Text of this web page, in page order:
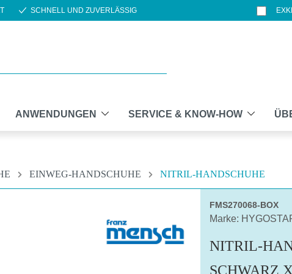
SCHNELL UND ZUVERLÄSSIG
ANWENDUNGEN SERVICE & KNOW-HOW
EINWEG-HANDSCHUHE
NITRIL-HANDSCHUHE
FMS270068-BOX
Marke:
NITRIL-
SCHWARZ